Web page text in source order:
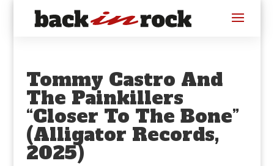
Tommy Castro And
The Painkillers
“Closer To The Bone”
(Alligator Records,
2025)